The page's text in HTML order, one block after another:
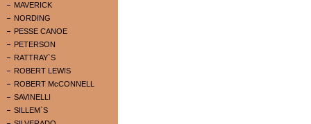
MAVERICK
NORDING
PESSE CANOE
PETERSON
RATTRAY`S
ROBERT LEWIS
ROBERT McCONNELL
SAVINELLI
SILLEM`S